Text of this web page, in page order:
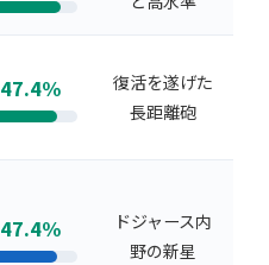
47.4%
復活を遂げた
長距離砲
47.4%
ドジャース内
野の新星